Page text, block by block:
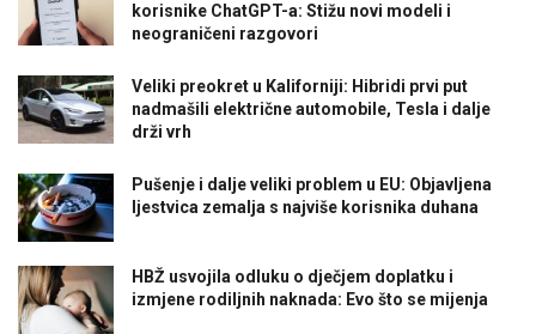
korisnike ChatGPT-a: Stižu novi modeli i
neograničeni razgovori
Veliki preokret u Kaliforniji: Hibridi prvi put
nadmašili električne automobile, Tesla i dalje
drži vrh
Pušenje i dalje veliki problem u EU: Objavljena
ljestvica zemalja s najviše korisnika duhana
HBŽ usvojila odluku o dječjem doplatku i
izmjene rodiljnih naknada: Evo što se mijenja